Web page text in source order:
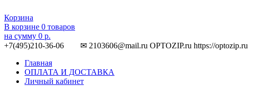
Корзина
В корзине 0 товаров
на сумму 0 р.
+7(495)210-36-06 ✉ 2103606@mail.ru OPTOZIP.ru https://optozip.ru
Главная
ОПЛАТА И ДОСТАВКА
Личный кабинет